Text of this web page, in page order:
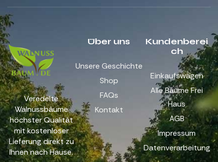
Über uns
Unsere Geschichte
Shop
FAQs
Kontakt
Kundenberei
ch
Einkaufswagen
Alle Bäume Frei
Haus
AGB
Impressum
Datenverarbeitung
Veredelte
Walnussbäume
höchster Qualität
mit kostenloser
Lieferung direkt zu
Ihnen nach Hause.